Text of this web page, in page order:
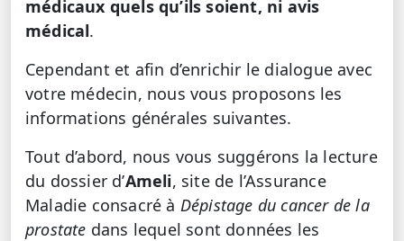
médicaux quels qu’ils soient, ni avis
médical.
Cependant et afin d’enrichir le dialogue avec
votre médecin, nous vous proposons les
informations générales suivantes.
Tout d’abord, nous vous suggérons la lecture
du dossier d’Ameli, site de l’Assurance
Maladie consacré à Dépistage du cancer de la
prostate dans lequel sont données les